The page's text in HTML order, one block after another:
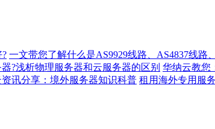
一文带您了解什么是AS9929线路、AS4837线路
?浅析物理服务器和云服务器的区别 华纳云教您
讯分享：境外服务器知识科普 租用海外专用服